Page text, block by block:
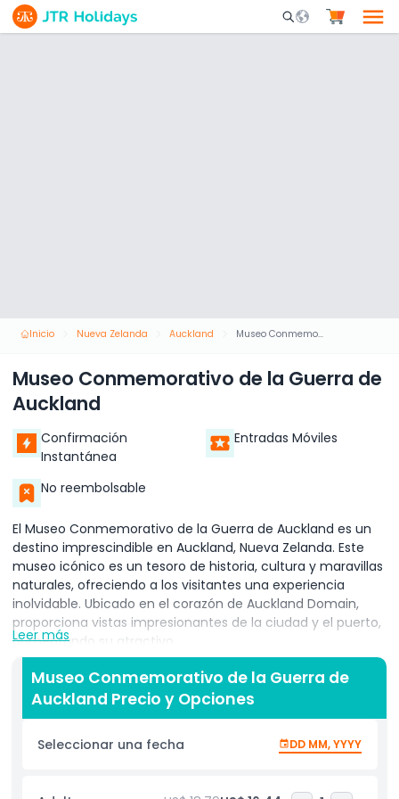
Mobile Search
Inicio Nueva Zelanda Auckland Museo Conmemorativo de la Guerra de Auckland
Museo Conmemorativo de la Guerra de
Auckland
Confirmación
Instantánea
Entradas Móviles
No reembolsable
El Museo Conmemorativo de la Guerra de Auckland es un
destino imprescindible en Auckland, Nueva Zelanda. Este
museo icónico es un tesoro de historia, cultura y maravillas
naturales, ofreciendo a los visitantes una experiencia
inolvidable. Ubicado en el corazón de Auckland Domain,
proporciona vistas impresionantes de la ciudad y el puerto,
aumentando su atractivo.
Dentro del museo, puedes explorar una extensa colección
de exhibiciones que muestran la rica herencia de Nueva
Zelanda. Descubre las historias de la cultura indígena Māori,
la historia natural del país, desde su fauna única hasta sus
a la historia militar de Nueva Zelanda, con un conmovedor
Leer más
Museo Conmemorativo de la Guerra de
Auckland Precio y Opciones
Seleccionar una fecha DD MM, YYYY